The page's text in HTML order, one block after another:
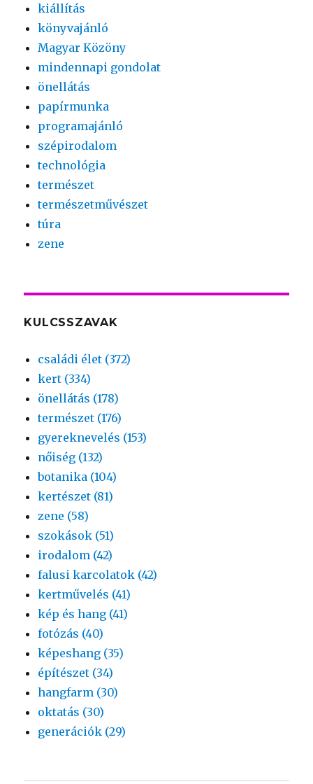
kiállítás
könyvajánló
Magyar Közöny
mindennapi gondolat
önellátás
papírmunka
programajánló
szépirodalom
technológia
természet
természetművészet
túra
zene
KULCSSZAVAK
családi élet (372)
kert (334)
önellátás (178)
természet (176)
gyereknevelés (153)
nőiség (132)
botanika (104)
kertészet (81)
zene (58)
szokások (51)
irodalom (42)
falusi karcolatok (42)
kertművelés (41)
kép és hang (41)
fotózás (40)
képeshang (35)
építészet (34)
hangfarm (30)
oktatás (30)
generációk (29)